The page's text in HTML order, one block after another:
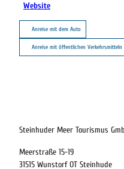
Kinder
Website
Anreise mit dem Auto
Anreise mit öffentlichen Verkehrsmitteln
Steinhuder Meer Tourismus
Meerstraße 15-19
31515 Wunstorf OT Steinhude